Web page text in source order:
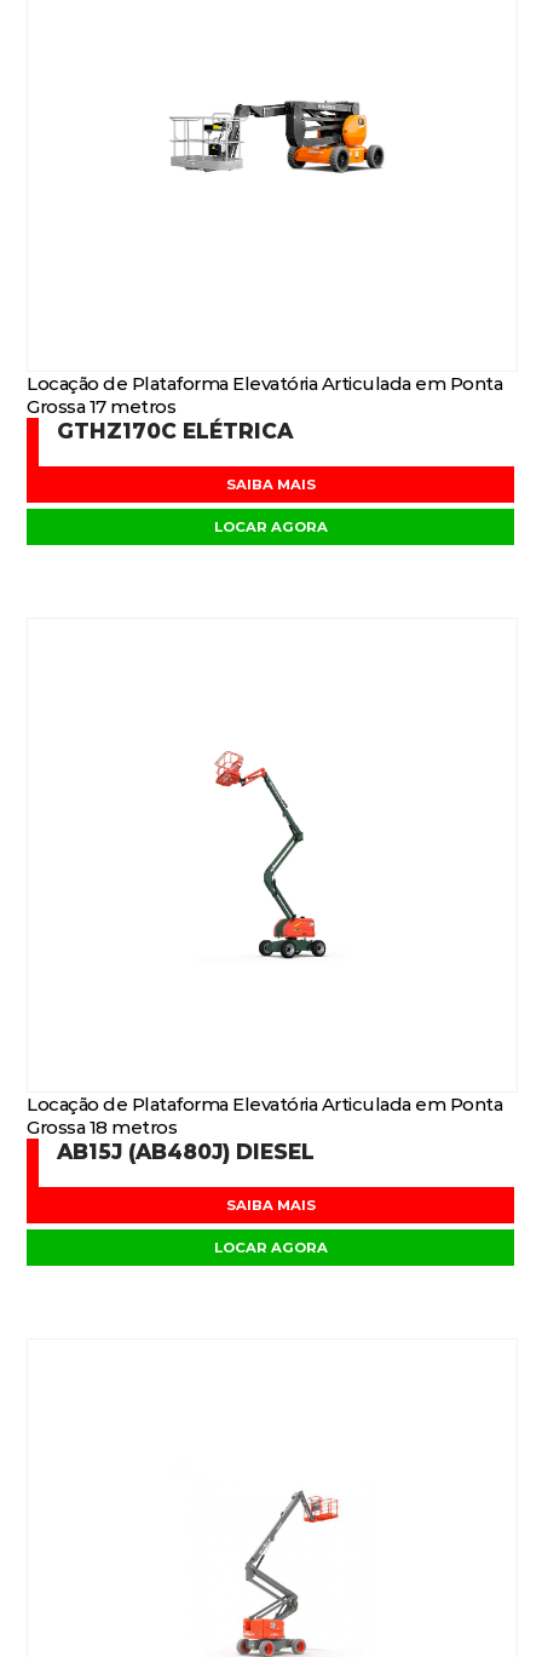
Locação de Plataforma Elevatória Articulada em Ponta
Grossa 17 metros
GTHZ170C ELÉTRICA
SAIBA MAIS
LOCAR AGORA
Locação de Plataforma Elevatória Articulada em Ponta
Grossa 18 metros
AB15J (AB480J) DIESEL
SAIBA MAIS
LOCAR AGORA